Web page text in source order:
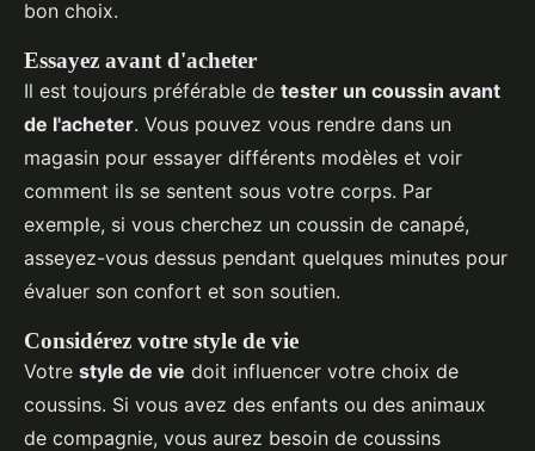
bon choix.
Essayez avant d'acheter
Il est toujours préférable de tester un coussin avant
de l'acheter. Vous pouvez vous rendre dans un
magasin pour essayer différents modèles et voir
comment ils se sentent sous votre corps. Par
exemple, si vous cherchez un coussin de canapé,
asseyez-vous dessus pendant quelques minutes pour
évaluer son confort et son soutien.
Considérez votre style de vie
Votre style de vie doit influencer votre choix de
coussins. Si vous avez des enfants ou des animaux
de compagnie, vous aurez besoin de coussins